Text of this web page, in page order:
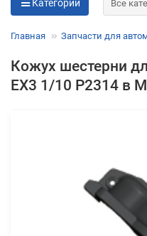
Категории Все
Главная Запчасти для
Кожух шестерни
EX3 1/10 P2314 в
Разбейте
без